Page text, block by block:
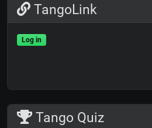
TangoLink
Log in
Tango Quiz